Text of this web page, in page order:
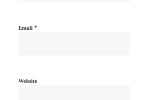
Email *
Website